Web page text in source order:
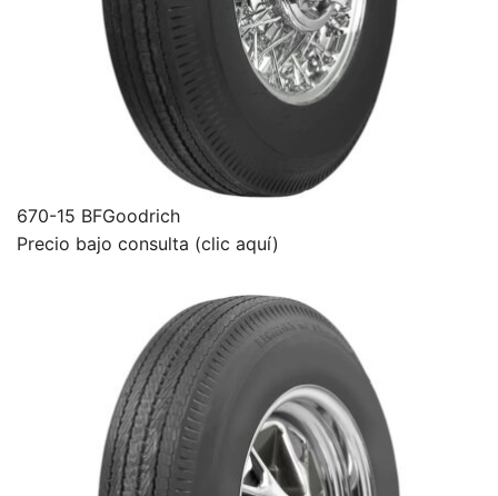
670-15 BFGoodrich
Precio bajo consulta (clic aquí)